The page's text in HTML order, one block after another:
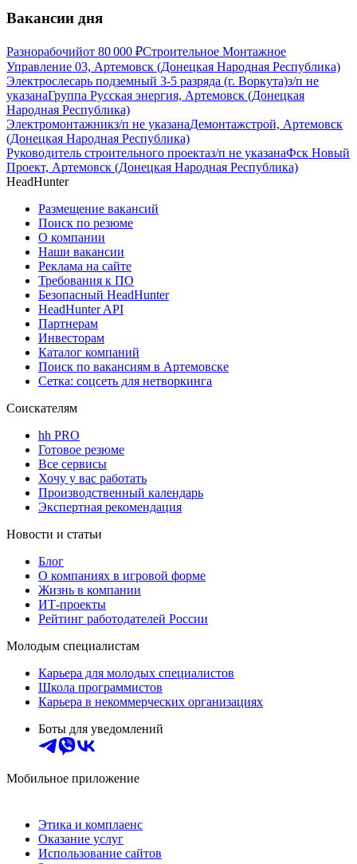
Вакансии дня
Разнорабочийот 80 000 ₽Строительное Монтажное
Управление 03, Артемовск (Донецкая Народная Республика)
Электрослесарь подземный 3-5 разряда (г. Воркута)з/п не
указанаГруппа Русская энергия, Артемовск (Донецкая
Народная Республика)
Электромонтажникз/п не указанаДемонтажстрой, Артемовск
(Донецкая Народная Республика)
Руководитель строительного проектаз/п не указанаФск Новый
Проект, Артемовск (Донецкая Народная Республика)
HeadHunter
Размещение вакансий
Поиск по резюме
О компании
Наши вакансии
Реклама на сайте
Требования к ПО
Безопасный HeadHunter
HeadHunter API
Партнерам
Инвесторам
Каталог компаний
Поиск по вакансиям в Артемовске
Сетка: соцсеть для нетворкинга
Соискателям
hh PRO
Готовое резюме
Все сервисы
Хочу у вас работать
Производственный календарь
Экспертная рекомендация
Новости и статьи
Блог
О компаниях в игровой форме
Жизнь в компании
ИТ-проекты
Рейтинг работодателей России
Молодым специалистам
Карьера для молодых специалистов
Школа программистов
Карьера в некоммерческих организациях
Боты для уведомлений
Мобильное приложение
Этика и комплаенс
Оказание услуг
Использование сайтов